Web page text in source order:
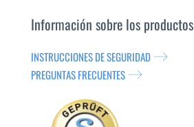
Información sobre los productos
INSTRUCCIONES DE SEGURIDAD
PREGUNTAS FRECUENTES